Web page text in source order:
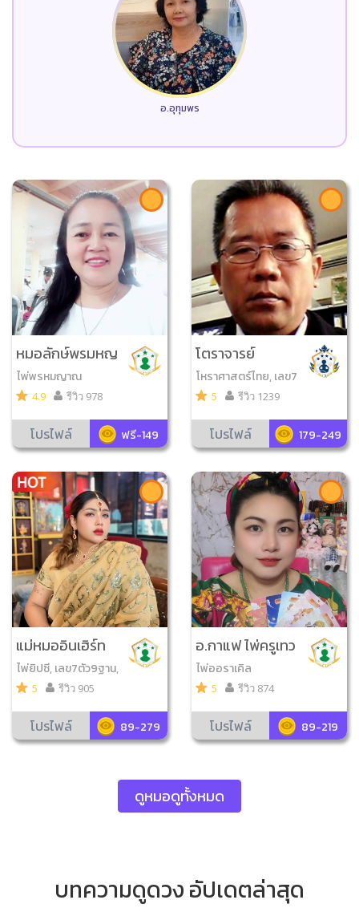
อ.อุทุมพร
หมอลักษ์พรมหญ
าณ
ไพ่พรหมญาณ
4.9 รีวิว 978
โปรไฟล์ ฟรี-149
โตราจารย์
โหราศาสตร์ไทย, เลข7
ตัว9ฐาน, มหาทักษา
5 รีวิว 1239
โปรไฟล์ 179-249
แม่หมออินเฮิร์ท
ไพ่ยิปซี, เลข7ตัว9ฐาน,
ไพ่ออราเคิล, ดูหินสี, ไ
ก, ไพ่ญาณ ณ โลก
5 รีวิว 905
โปรไฟล์ 89-279
อ.กาแฟ ไพ่ครูเทว
า
ไพ่ออราเคิล
5 รีวิว 874
โปรไฟล์ 89-219
ดูหมอดูทั้งหมด
บทความดูดวง อัปเดตล่าสุด